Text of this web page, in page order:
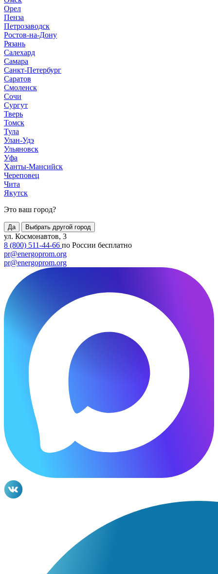
Орел
Пенза
Петрозаводск
Ростов-на-Дону
Рязань
Салехард
Самара
Санкт-Петербург
Саратов
Смоленск
Сочи
Сургут
Тверь
Томск
Тула
Улан-Удэ
Ульяновск
Уфа
Ханты-Мансийск
Череповец
Чита
Якутск
Это ваш город?
Да Выбрать другой город
ул. Космонавтов, 3
8 (800) 511-44-66 по России бесплатно
pr@energoprom.org
pr@energoprom.org